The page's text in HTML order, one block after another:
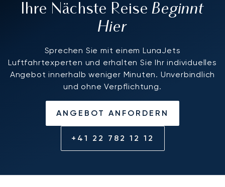
Ihre Nächste ReiseBeginnt
Hier
Sprechen Sie mit einem LunaJets
Luftfahrtexperten und erhalten Sie Ihr individuelles
Angebot innerhalb weniger Minuten. Unverbindlich
und ohne Verpflichtung.
ANGEBOT ANFORDERN
+41 22 782 12 12